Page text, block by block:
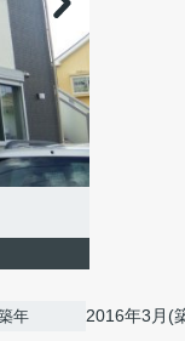
年 2016年3月(